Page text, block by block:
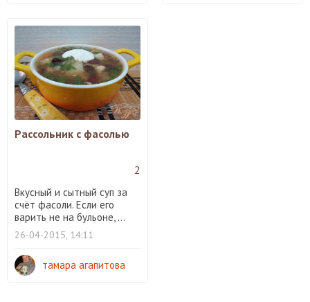
Рассольник с фасолью
2
Вкусный и сытный суп за
счёт фасоли. Если его
варить не на бульоне, ...
26-04-2015, 14:11
тамара агапитова